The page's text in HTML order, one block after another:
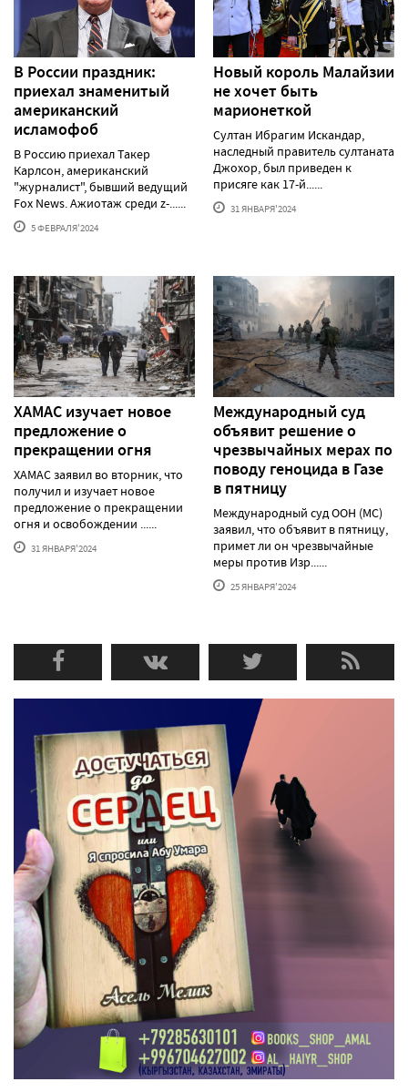
В России праздник:
приехал знаменитый
американский
исламофоб
В Россию приехал Такер
Карлсон, американский
"журналист", бывший ведущий
Fox News. Ажиотаж среди z-......
5 ФЕВРАЛЯ'2024
Новый король Малайзии
не хочет быть
марионеткой
Султан Ибрагим Искандар,
наследный правитель султаната
Джохор, был приведен к
присяге как 17-й......
31 ЯНВАРЯ'2024
ХАМАС изучает новое
предложение о
прекращении огня
ХАМАС заявил во вторник, что
получил и изучает новое
предложение о прекращении
огня и освобождении ......
31 ЯНВАРЯ'2024
Международный суд
объявит решение о
чрезвычайных мерах по
поводу геноцида в Газе
в пятницу
Международный суд ООН (МС)
заявил, что объявит в пятницу,
примет ли он чрезвычайные
меры против Изр......
25 ЯНВАРЯ'2024